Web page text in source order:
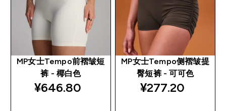
MP女士Tempo前褶皱短
裤 - 椰白色
¥646.80‎
MP女士Tempo侧褶皱提
臀短裤 - 可可色
¥277.20‎